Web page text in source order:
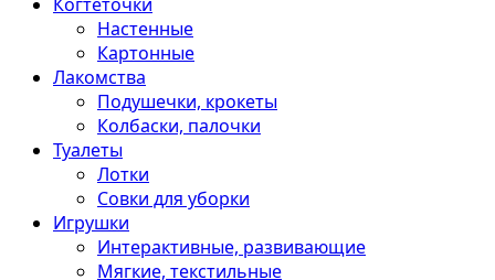
Настенные
Картонные
Лакомства
Подушечки, крокеты
Колбаски, палочки
Туалеты
Лотки
Совки для уборки
Игрушки
Интерактивные, развивающие
Мягкие, текстильные